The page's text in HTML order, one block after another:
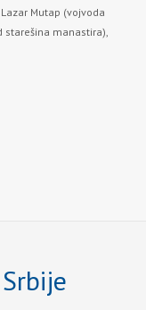
Mutap (vojvoda
starešina manastira),